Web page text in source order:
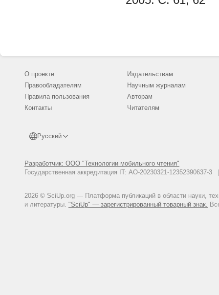
О проекте
Правообладателям
Правила пользования
Контакты
Русский
Разработчик: ООО "Технологии мобильного чтения"
Государственная аккредитация IT: АО-20230321-
2026 © SciUp.org — Платформа публикаций в области науки,
и литературы. "SciUp" — зарегистрированный товарный знак.
Издательствам
Научным журналам
Авторам
Читателям